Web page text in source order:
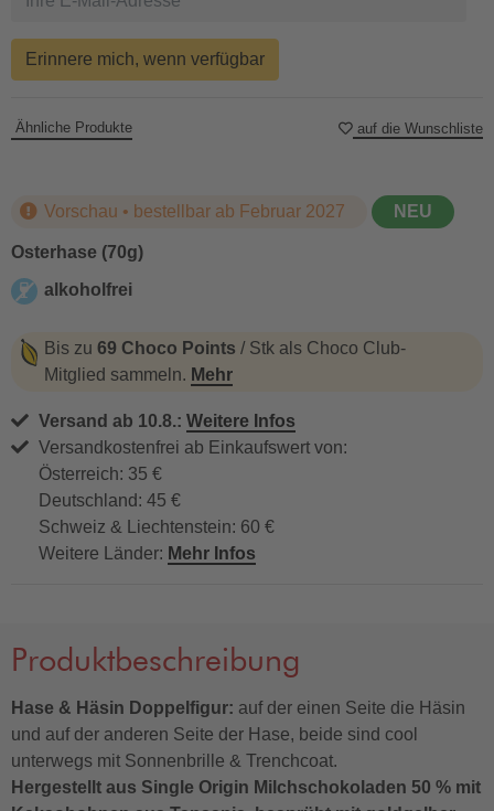
Vorschau • bestellbar ab Februar 2027 NEU
Osterhase (70g)
alkoholfrei
Bis zu 69 Choco Points / Stk als Choco Club-
Mitglied sammeln. Mehr
Versand ab 10.8.: Weitere Infos
Versandkostenfrei ab Einkaufswert von:
Österreich: 35 €
Deutschland: 45 €
Schweiz & Liechtenstein: 60 €
Weitere Länder: Mehr Infos
Erinnere mich, wenn verfügbar
auf die Wunschliste
Ähnliche Produkte
Produktbeschreibung
Hase & Häsin Doppelfigur: auf der einen Seite die Häsin
und auf der anderen Seite der Hase, beide sind cool
unterwegs mit Sonnenbrille & Trenchcoat.
Hergestellt aus Single Origin Milchschokoladen 50 % mit